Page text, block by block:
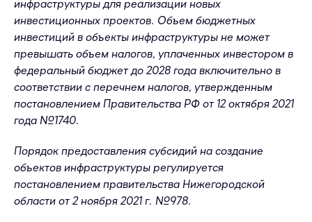
инфраструктуры для реализации новых
инвестиционных проектов. Объем бюджетных
инвестиций в объекты инфраструктуры не может
превышать объем налогов, уплаченных инвестором в
федеральный бюджет до 2028 года включительно в
соответствии с перечнем налогов, утвержденным
постановлением Правительства РФ от 12 октября 2021
года №1740.
Порядок предоставления субсидий на создание
объектов инфраструктуры регулируется
постановлением правительства Нижегородской
области от 2 ноября 2021 г. №978.